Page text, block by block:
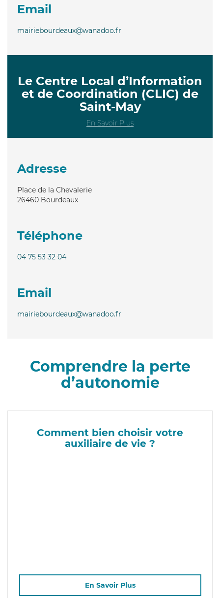
Email
mairiebourdeaux@wanadoo.fr
Le Centre Local d’Information
et de Coordination (CLIC) de
Saint-May
En Savoir Plus
Adresse
Place de la Chevalerie
26460 Bourdeaux
Téléphone
04 75 53 32 04
Email
mairiebourdeaux@wanadoo.fr
Comprendre la perte
d’autonomie
Comment bien choisir votre
auxiliaire de vie ?
En Savoir Plus